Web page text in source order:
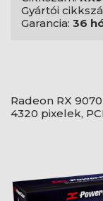
Gyártói
Garancia: 36
Radeon RX
4320 pixelek,